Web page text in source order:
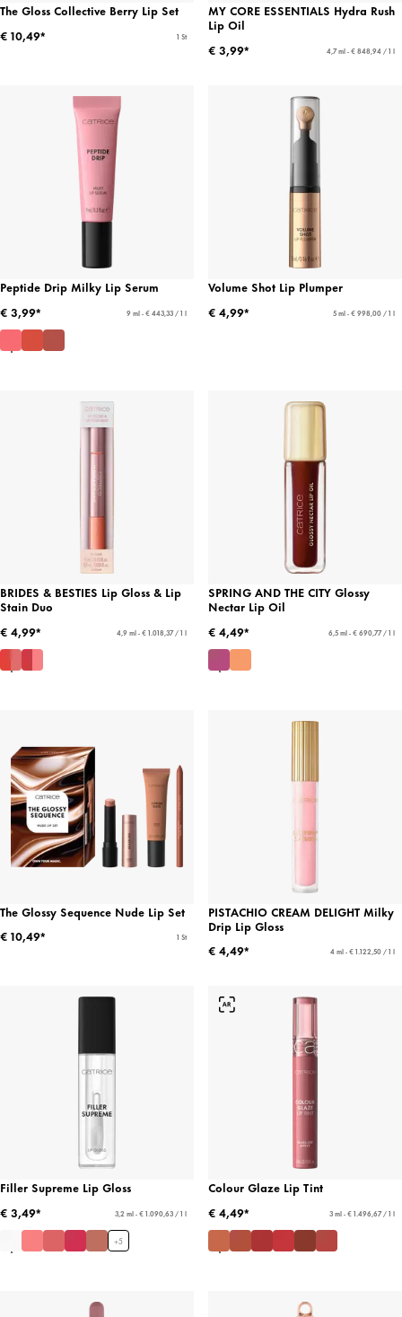
The Gloss Collective Berry Lip Set
€ 10,49*
1 St
MY CORE ESSENTIALS Hydra Rush
Lip Oil
€ 3,99*
4,7 ml - € 848,94 / 1 l
Peptide Drip Milky Lip Serum
€ 3,99*
9 ml - € 443,33 / 1 l
Volume Shot Lip Plumper
€ 4,99*
5 ml - € 998,00 / 1 l
BRIDES & BESTIES Lip Gloss & Lip
Stain Duo
€ 4,99*
4,9 ml - € 1.018,37 / 1 l
SPRING AND THE CITY Glossy
Nectar Lip Oil
€ 4,49*
6,5 ml - € 690,77 / 1 l
The Glossy Sequence Nude Lip Set
€ 10,49*
1 St
PISTACHIO CREAM DELIGHT Milky
Drip Lip Gloss
€ 4,49*
4 ml - € 1.122,50 / 1 l
Filler Supreme Lip Gloss
€ 3,49*
3,2 ml - € 1.090,63 / 1 l
+5
Colour Glaze Lip Tint
€ 4,49*
3 ml - € 1.496,67 / 1 l